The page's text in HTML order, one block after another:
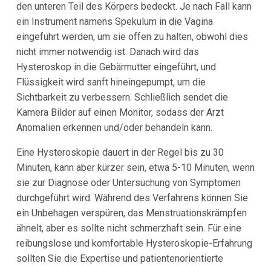
den unteren Teil des Körpers bedeckt. Je nach Fall kann
ein Instrument namens Spekulum in die Vagina
eingeführt werden, um sie offen zu halten, obwohl dies
nicht immer notwendig ist. Danach wird das
Hysteroskop in die Gebärmutter eingeführt, und
Flüssigkeit wird sanft hineingepumpt, um die
Sichtbarkeit zu verbessern. Schließlich sendet die
Kamera Bilder auf einen Monitor, sodass der Arzt
Anomalien erkennen und/oder behandeln kann.
Eine Hysteroskopie dauert in der Regel bis zu 30
Minuten, kann aber kürzer sein, etwa 5-10 Minuten, wenn
sie zur Diagnose oder Untersuchung von Symptomen
durchgeführt wird. Während des Verfahrens können Sie
ein Unbehagen verspüren, das Menstruationskrämpfen
ähnelt, aber es sollte nicht schmerzhaft sein. Für eine
reibungslose und komfortable Hysteroskopie-Erfahrung
sollten Sie die Expertise und patientenorientierte